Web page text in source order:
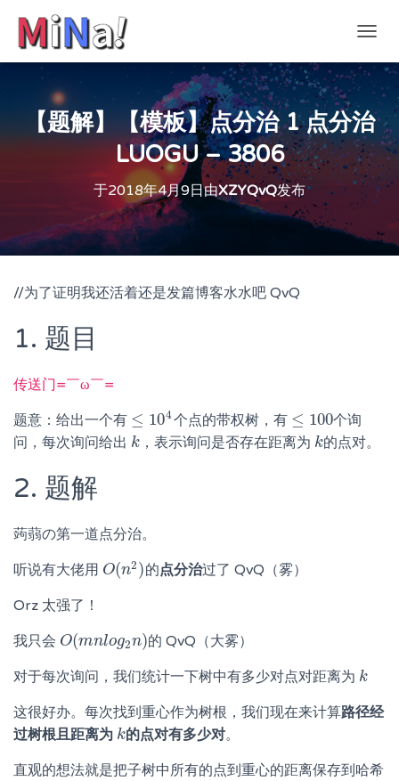
换
导
航
【题解】【模板】点分治 1 点分治
LUOGU – 3806
于2018年4月9日由XZYQvQ发布
//为了证明我还活着还是发篇博客水水吧 QvQ
1. 题目
传送门=￣ω￣=
题意：给出一个有 ≤ 104
≤104 个点的带权树，有 ≤ 100
≤100 个询
问，每次询问给出 k
k ，表示询问是否存在距离为 k
k的点对。
2. 题解
蒟蒻の第一道点分治。
听说有大佬用 O(n2)
O(n2 的点分治过了 QvQ（雾）
Orz 太强了！
我只会 O(mnlog2n)
O(mnlog2n) 的 QvQ（大雾）
对于每次询问，我们统计一下树中有多少对点对距离为 k
k
这很好办。每次找到重心作为树根，我们现在来计算路径经
过树根且距离为 k
k的点对有多少对。
直观的想法就是把子树中所有的点到重心的距离保存到哈希